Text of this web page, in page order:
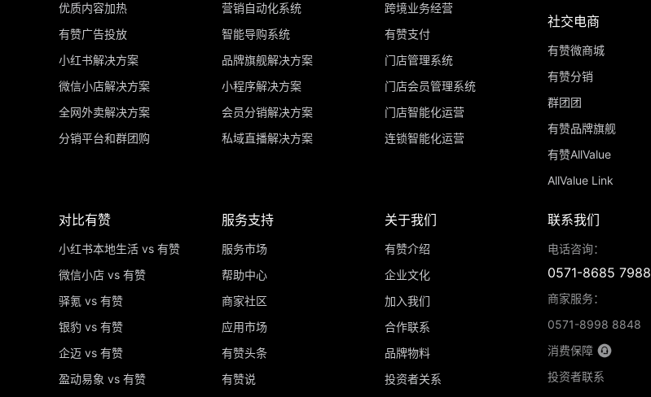
优质内容加热
有赞广告投放
小红书解决方案
微信小店解决方案
全网外卖解决方案
分销平台和群团购
营销自动化系统
智能导购系统
品牌旗舰解决方案
小程序解决方案
会员分销解决方案
私域直播解决方案
跨境业务经营
有赞支付
门店管理系统
门店会员管理系统
门店智能化运营
连锁智能化运营
社交电商
有赞微商城
有赞分销
群团团
有赞品牌旗舰
有赞AllValue
AllValue Link
对比有赞
小红书本地生活 vs 有赞
微信小店 vs 有赞
驿氪 vs 有赞
银豹 vs 有赞
企迈 vs 有赞
盈动易象 vs 有赞
服务支持
服务市场
帮助中心
商家社区
应用市场
有赞头条
有赞说
关于我们
有赞介绍
企业文化
加入我们
合作联系
品牌物料
投资者关系
联系我们
电话咨询：
0571-8685 7988
商家服务：
0571-8998 8848
消费保障
投资者联系